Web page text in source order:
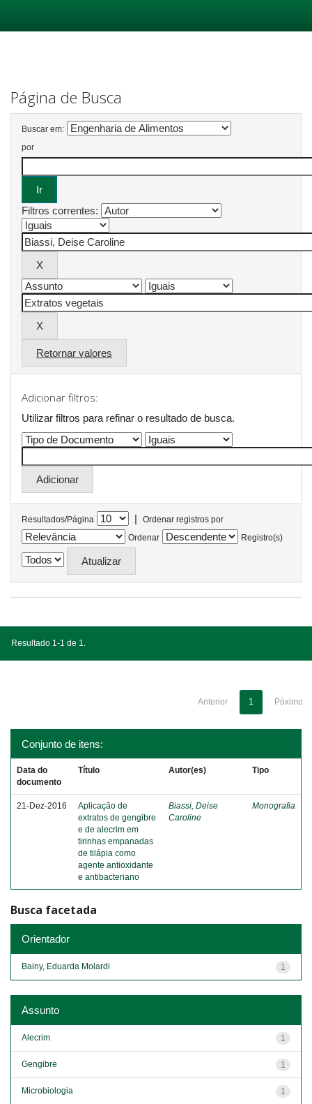
Página de Busca
Buscar em:
por
Filtros correntes:
Retornar valores
Adicionar filtros:
Utilizar filtros para refinar o resultado de busca.
Resultados/Página |
Ordenar registros por
Ordenar
Registro(s)
Resultado 1-1 de 1.
Anterior 1 Póximo
Conjunto de itens:
Data do
documento
Título Autor(es) Tipo
21-Dez-2016
Aplicação de
extratos de gengibre
e de alecrim em
tirinhas empanadas
de tilápia como
agente antioxidante
e antibacteriano
Biassi, Deise
Caroline
Monografia
Busca facetada
Orientador
1
Bainy, Eduarda Molardi
Assunto
1
Alecrim
1
Gengibre
1
Microbiologia